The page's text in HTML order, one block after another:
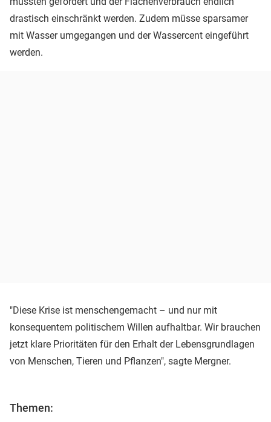
drastisch einschränkt werden. Zudem müsse sparsamer
mit Wasser umgegangen und der Wassercent eingeführt
werden.
"Diese Krise ist menschengemacht – und nur mit
konsequentem politischem Willen aufhaltbar. Wir brauchen
jetzt klare Prioritäten für den Erhalt der Lebensgrundlagen
von Menschen, Tieren und Pflanzen", sagte Mergner.
Themen: